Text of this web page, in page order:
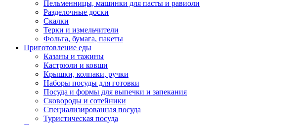
Пельменницы, машинки для пасты и равиоли
Разделочные доски
Скалки
Терки и измельчители
Фольга, бумага, пакеты
Приготовление еды
Казаны и тажины
Кастрюли и ковши
Крышки, колпаки, ручки
Наборы посуды для готовки
Посуда и формы для выпечки и запекания
Сковороды и сотейники
Специализированная посуда
Туристическая посуда